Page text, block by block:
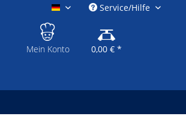
gastronomieshop.eu
Service/Hilfe
Mein Konto 0,00 € *